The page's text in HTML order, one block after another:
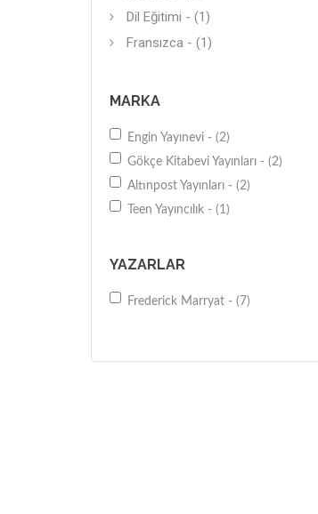
Dil Eğitimi - (1)
Fransızca - (1)
MARKA
Engin Yayınevi - (2)
Gökçe Kitabevi Yayınları - (2)
Altınpost Yayınları - (2)
Teen Yayıncılık - (1)
YAZARLAR
Frederick Marryat - (7)